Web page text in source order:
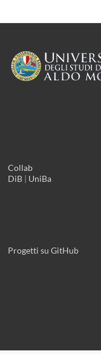
Collab
DiB | UniBa
Progetti su GitHub